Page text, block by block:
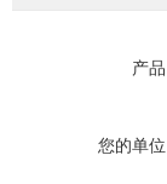
产
您的单